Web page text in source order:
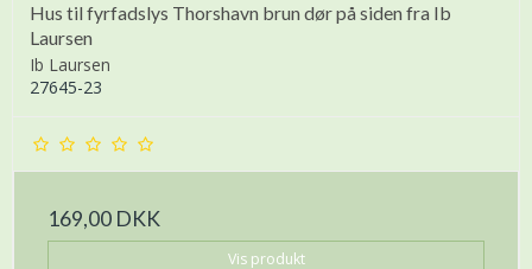
Hus til fyrfadslys Thorshavn brun dør på siden fra Ib
Laursen
Ib Laursen
27645-23
169,00 DKK
Vis produkt